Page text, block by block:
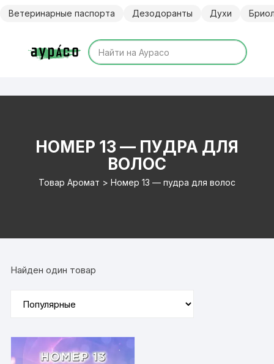
Ветеринарные паспорта Дезодоранты Духи
НОМЕР 13 — ПУДРА ДЛЯ
ВОЛОС
Товар Аромат > Номер 13 — пудра для волос
Найден один товар